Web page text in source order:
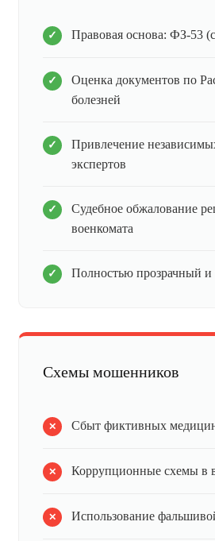
Правовая основа: ФЗ-53
Оценка документов по
болезней
Привлечение
экспертов
Судебное обжалование
военкомата
Полностью прозрачный и
Схемы мошенников
Сбыт фиктивных
Коррупционные схемы в
Использование